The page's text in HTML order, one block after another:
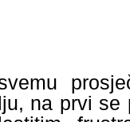
na prvi